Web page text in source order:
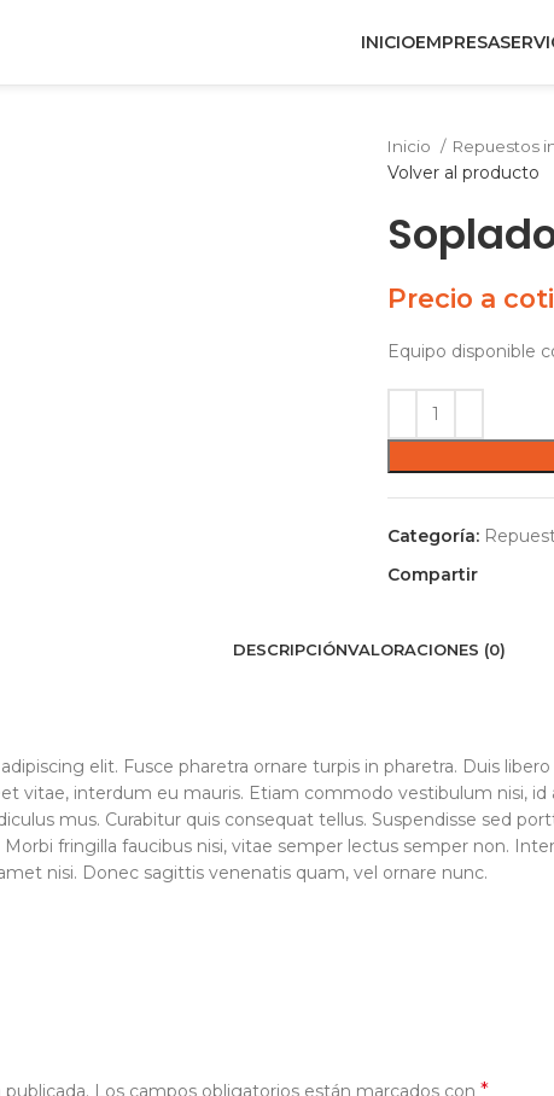
INICIOEMPRESA
Inicio Repuestos
Volver al producto
Precio a
Equipo disponible
Categoría:
Compartir
DESCRIPCIÓNVALORACIONES (0)
elit. Fusce pharetra ornare turpis in pharetra. Duis
vitae, interdum eu mauris. Etiam commodo vestibulum nisi,
mus. Curabitur quis consequat tellus. Suspendisse sed
Morbi fringilla faucibus nisi, vitae semper lectus semper non.
nisi. Donec sagittis venenatis quam, vel ornare nunc.
Los campos obligatorios están marcados con *